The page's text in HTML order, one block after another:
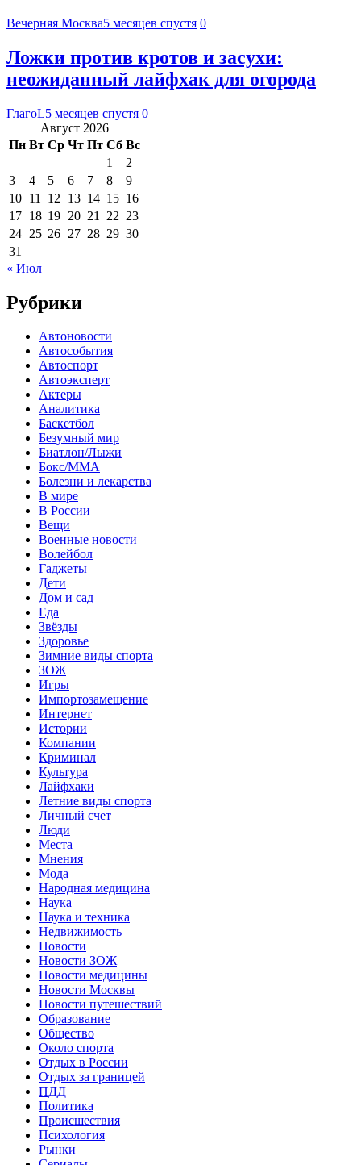
Вечерняя Москва5 месяцев спустя 0
Ложки против кротов и засухи:
неожиданный лайфхак для огорода
ГлагоL5 месяцев спустя 0
Август 2026
Пн Вт Ср Чт Пт Сб Вс
1
2
3
4 5 6 7 8
9
10 11 12 13 14 15 16
17 18 19 20 21 22 23
24 25 26 27 28 29 30
31
« Июл
Рубрики
Автоновости
Автособытия
Автоспорт
Автоэксперт
Актеры
Аналитика
Баскетбол
Безумный мир
Биатлон/Лыжи
Бокс/MMA
Болезни и лекарства
В мире
В России
Вещи
Военные новости
Волейбол
Гаджеты
Дети
Дом и сад
Еда
Звёзды
Здоровье
Зимние виды спорта
ЗОЖ
Игры
Импортозамещение
Интернет
Истории
Компании
Криминал
Культура
Лайфхаки
Летние виды спорта
Личный счет
Люди
Места
Мнения
Мода
Народная медицина
Наука
Наука и техника
Недвижимость
Новости
Новости ЗОЖ
Новости медицины
Новости Москвы
Новости путешествий
Образование
Общество
Около спорта
Отдых в России
Отдых за границей
ПДД
Политика
Происшествия
Психология
Рынки